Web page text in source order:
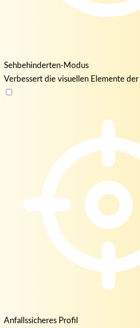
Sehbehinderten-Modus
Verbessert die visuellen Elemente
Anfallssicheres Profil